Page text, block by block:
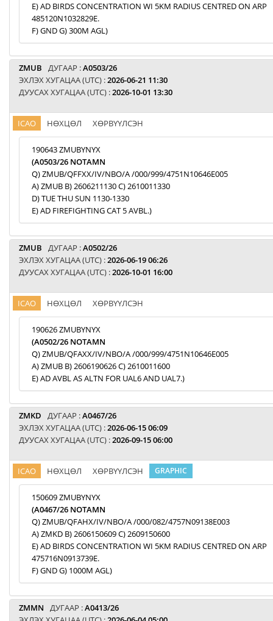
E) AD BIRDS CONCENTRATION WI 5KM RADIUS CENTRED ON ARP
485120N1032829E.
F) GND G) 300M AGL)
ZMUB ДУГААР :A0503/26
ЭХЛЭХ ХУГАЦАА (UTC) :2026-06-21 11:30
ДУУСАХ ХУГАЦАА (UTC) :2026-10-01 13:30
ICAO НӨХЦӨЛ ХӨРВҮҮЛСЭН
190643 ZMUBYNYX
(A0503/26 NOTAMN
Q) ZMUB/QFFXX/IV/NBO/A /000/999/4751N10646E005
A) ZMUB B) 2606211130 C) 2610011330
D) TUE THU SUN 1130-1330
E) AD FIREFIGHTING CAT 5 AVBL.)
ZMUB ДУГААР :A0502/26
ЭХЛЭХ ХУГАЦАА (UTC) :2026-06-19 06:26
ДУУСАХ ХУГАЦАА (UTC) :2026-10-01 16:00
ICAO НӨХЦӨЛ ХӨРВҮҮЛСЭН
190626 ZMUBYNYX
(A0502/26 NOTAMN
Q) ZMUB/QFAXX/IV/NBO/A /000/999/4751N10646E005
A) ZMUB B) 2606190626 C) 2610011600
E) AD AVBL AS ALTN FOR UAL6 AND UAL7.)
ZMKD ДУГААР :A0467/26
ЭХЛЭХ ХУГАЦАА (UTC) :2026-06-15 06:09
ДУУСАХ ХУГАЦАА (UTC) :2026-09-15 06:00
ICAO НӨХЦӨЛ ХӨРВҮҮЛСЭН GRAPHIC
150609 ZMUBYNYX
(A0467/26 NOTAMN
Q) ZMUB/QFAHX/IV/NBO/A /000/082/4757N09138E003
A) ZMKD B) 2606150609 C) 2609150600
E) AD BIRDS CONCENTRATION WI 5KM RADIUS CENTRED ON ARP
475716N0913739E.
F) GND G) 1000M AGL)
ZMMN ДУГААР :A0413/26